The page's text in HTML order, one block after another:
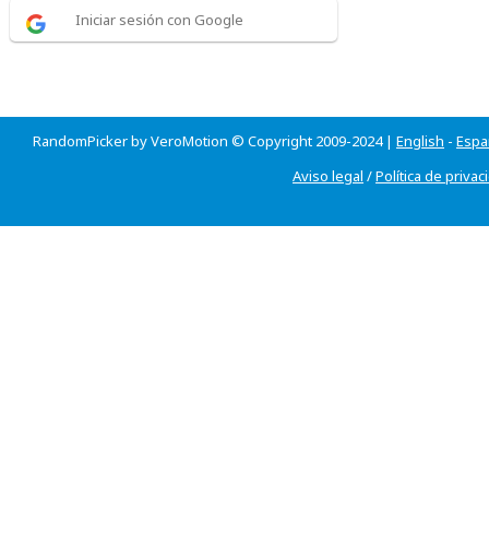
Iniciar sesión con Google
RandomPicker by VeroMotion © Copyright 2009-2024 | English -
Aviso legal /Política de